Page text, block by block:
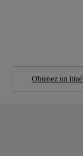
Obtenez un